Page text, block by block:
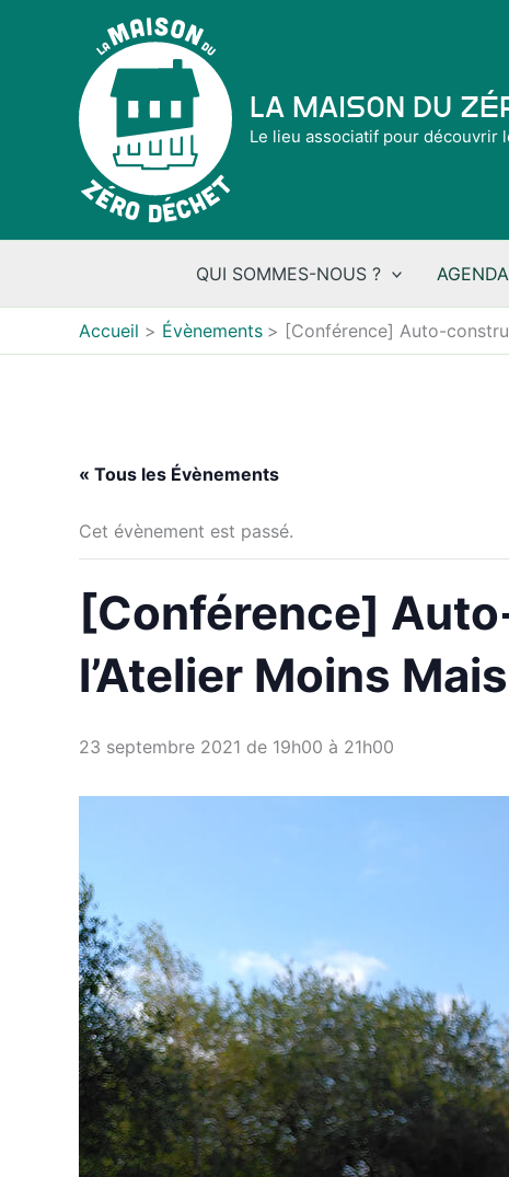
La Maison du
Le lieu associatif pour découvrir
QUI SOMMES-NOUS ? AGENDA
Accueil Évènements [Conférence] Auto-
« Tous les Évènements
Cet évènement est passé.
[Conférence]
l’Atelier Moins
23 septembre 2021 de 19h00 à 21h00